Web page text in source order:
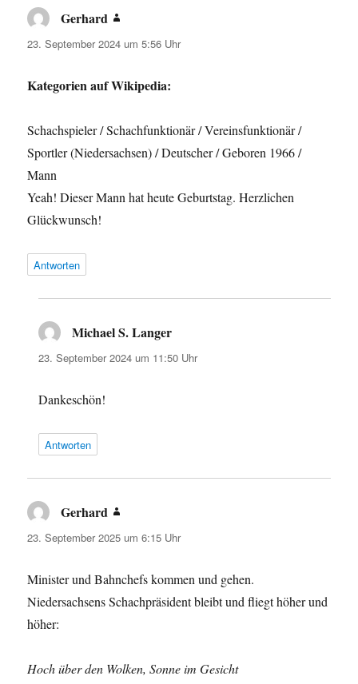
Gerhard
23. September 2024 um 5:56 Uhr
Kategorien auf Wikipedia:
Schachspieler / Schachfunktionär / Vereinsfunktionär /
Sportler (Niedersachsen) / Deutscher / Geboren 1966 /
Mann
Yeah! Dieser Mann hat heute Geburtstag. Herzlichen
Glückwunsch!
Antworten
Michael S. Langer
23. September 2024 um 11:50 Uhr
Dankeschön!
Antworten
Gerhard
23. September 2025 um 6:15 Uhr
Minister und Bahnchefs kommen und gehen.
Niedersachsens Schachpräsident bleibt und fliegt höher und
höher:
Hoch über den Wolken, Sonne im Gesicht